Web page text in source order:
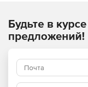
Security Suite
Возможность
требующих
продукт
Будьте в
предложений!